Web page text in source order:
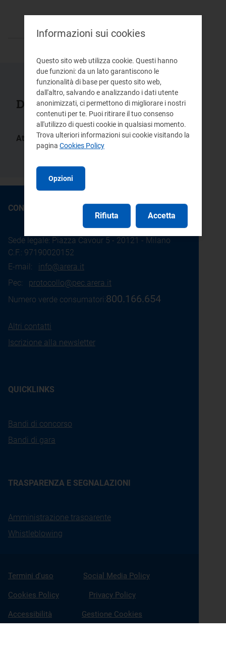
Documenti collegati
Atti:
ARG/elt
CONTATTI
Sede legale: Piazza Cavour 5 - 20121 - Milano
C.F.: 97190020152
E-mail: info@arera.it
Pec: protocollo@pec.arera.it
Numero verde consumatori:800.166.654
Altri contatti
Iscrizione alla newsletter
QUICKLINKS
Bandi di concorso
Bandi di gara
TRASPARENZA E SEGNALAZIONI
Amministrazione trasparente
Whistleblowing
Termini d'uso Social Media Policy
Cookies Policy Privacy Policy
Accessibilità Gestione Cookies
Informazioni sui cookies
Questo sito web utilizza cookie. Questi hanno
due funzioni: da un lato garantiscono le
funzionalità di base per questo sito web,
dall'altro, salvando e analizzando i dati utente
anonimizzati, ci permettono di migliorare i nostri
contenuti per te. Puoi ritirare il tuo consenso
all'utilizzo di questi cookie in qualsiasi momento.
Trova ulteriori informazioni sui cookie visitando la
pagina Cookies Policy
Opzioni
Rifiuta Accetta